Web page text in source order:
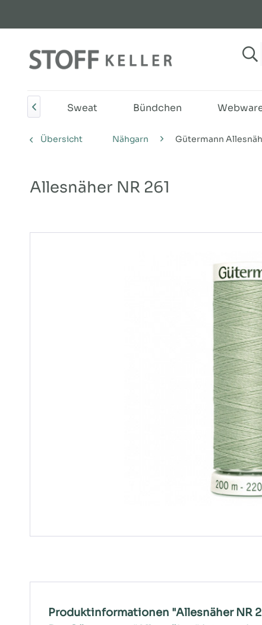
Sweat Bündchen

Übersicht Nähgarn Gütermann
Allesnäher NR 261
Produktinformationen "Allesnäher NR